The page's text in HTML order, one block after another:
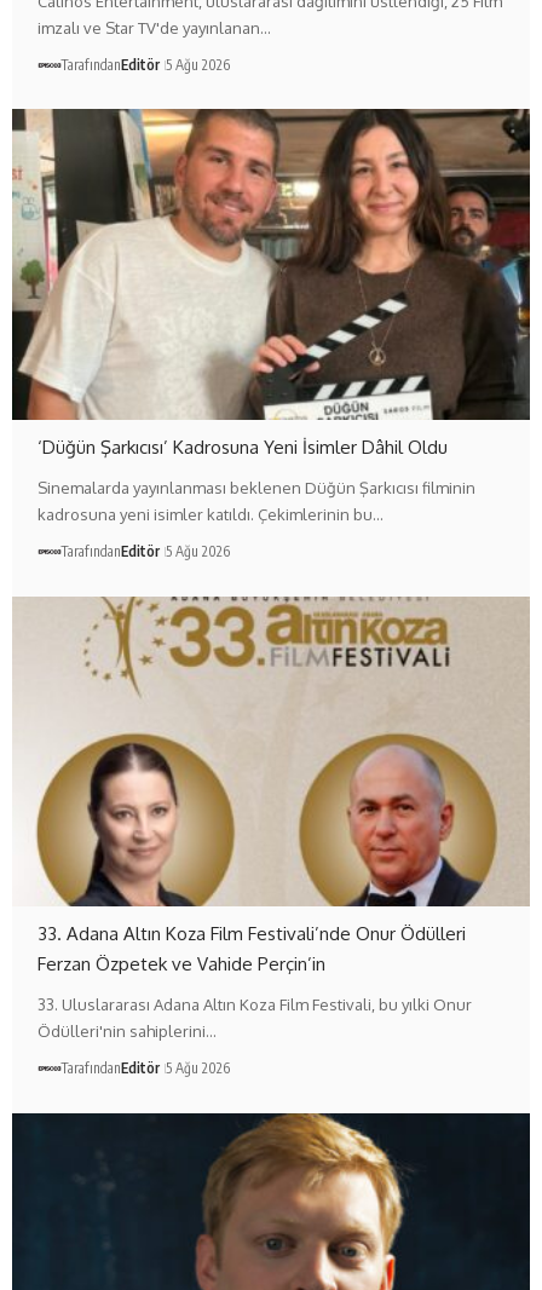
imzalı ve Star TV'de yayınlanan…
TarafındanEditör 5 Ağu 2026
‘Düğün Şarkıcısı’ Kadrosuna Yeni İsimler Dâhil Oldu
Sinemalarda yayınlanması beklenen Düğün Şarkıcısı filminin
kadrosuna yeni isimler katıldı. Çekimlerinin bu…
TarafındanEditör 5 Ağu 2026
33. Adana Altın Koza Film Festivali’nde Onur Ödülleri
Ferzan Özpetek ve Vahide Perçin’in
33. Uluslararası Adana Altın Koza Film Festivali, bu yılki Onur
Ödülleri'nin sahiplerini…
TarafındanEditör 5 Ağu 2026